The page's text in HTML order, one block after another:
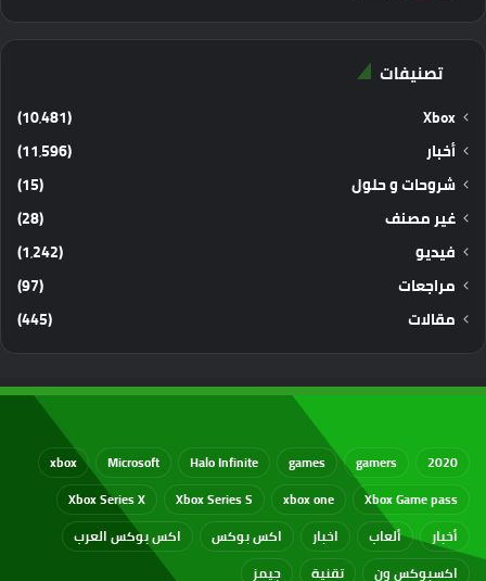
تصنيفات
Xbox
(10٬481)
أخبار
(11٬596)
شروحات و حلول
(15)
غير مصنف
(28)
فيديو
(1٬242)
مراجعات
(97)
مقالات
(445)
2020
gamers
games
Halo Infinite
Microsoft
xbox
Xbox Game pass
xbox one
Xbox Series S
Xbox Series X
أخبار
ألعاب اخبار اكس بوكس
اكس بوكس العرب
اكسبوكس ون
تقنية جيمز